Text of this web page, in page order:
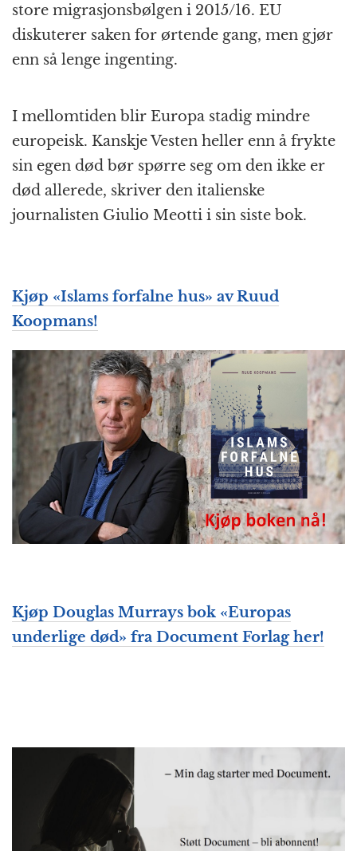
store migrasjons­bølgen i 2015/16. EU
diskuterer saken for ørtende gang, men gjør
enn så lenge ingenting.
I mellomtiden blir Europa stadig mindre
europeisk. Kanskje Vesten heller enn å frykte
sin egen død bør spørre seg om den ikke er
død allerede, skriver den italienske
journalisten Giulio Meotti i sin siste bok.
Kjøp «Islams forfalne hus» av Ruud
Koopmans!
Kjøp Douglas Murrays bok «Europas
underlige død» fra Document Forlag her!